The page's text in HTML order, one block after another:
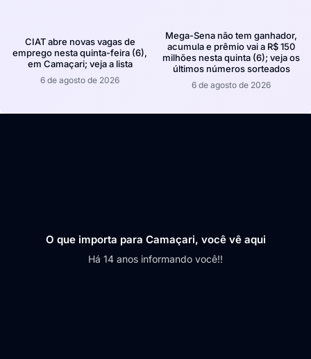
CIAT abre novas vagas de
emprego nesta quinta-feira (6),
em Camaçari; veja a lista
6 de agosto de 2026
Mega-Sena não tem ganhador,
acumula e prêmio vai a R$ 150
milhões nesta quinta (6); veja os
últimos números sorteados
6 de agosto de 2026
O que importa para Camaçari, você vê aqui
Há 14 anos informando você!!